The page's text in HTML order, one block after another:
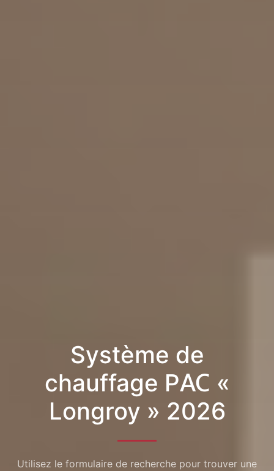
Système de
chauffage PAC «
Longroy » 2026
Utilisez le formulaire de recherche pour trouver une